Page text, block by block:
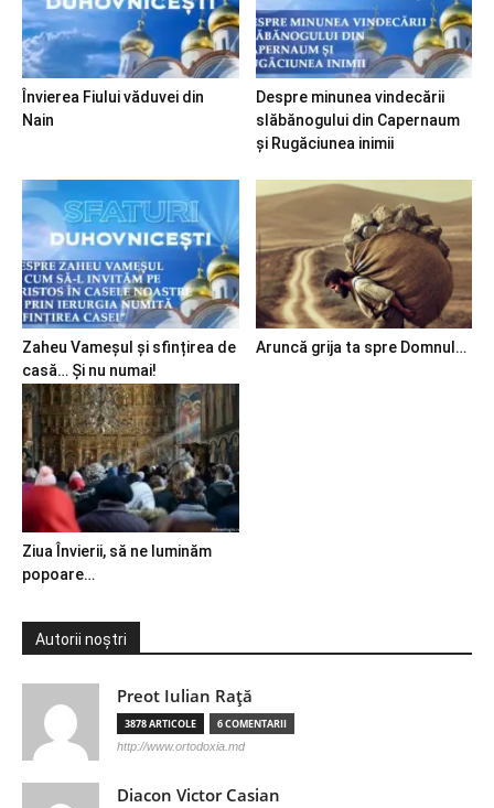
Învierea Fiului văduvei din
Nain
Despre minunea vindecării
slăbănogului din Capernaum
și Rugăciunea inimii
Zaheu Vameșul și sfințirea de
casă… Și nu numai!
Aruncă grija ta spre Domnul…
Ziua Învierii, să ne luminăm
popoare…
Autorii noștri
Preot Iulian Raţă
3878 ARTICOLE 6 COMENTARII
http://www.ortodoxia.md
Diacon Victor Casian